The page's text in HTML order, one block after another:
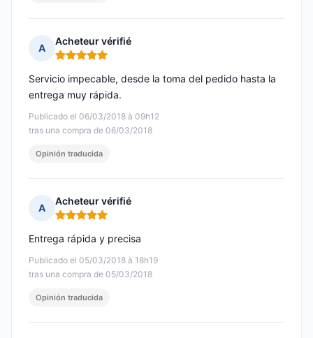
A
Acheteur vérifié
Nota: 5 de 5
Publicado el 06/03/2018 à 09h12
tras una compra de 06/03/2018
Servicio impecable, desde la toma del pedido hasta la
entrega muy rápida.
Opinión traducida
A
Acheteur vérifié
Nota: 5 de 5
Publicado el 05/03/2018 à 18h19
tras una compra de 05/03/2018
Entrega rápida y precisa
Opinión traducida